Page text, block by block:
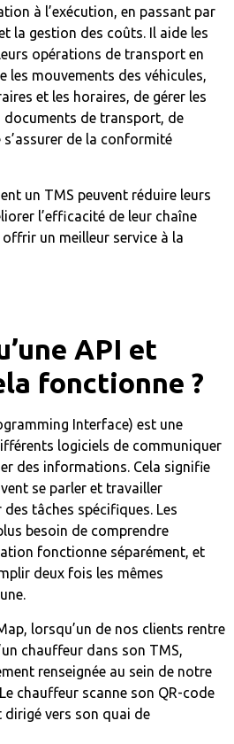
à l’exécution, en passant par
la gestion des coûts. Il aide les
opérations de transport en
les mouvements des véhicules,
et les horaires, de gérer les
de transport, de
de la conformité
un TMS peuvent réduire leurs
l’efficacité de leur chaîne
un meilleur service à la
API et
fonctionne ?
Interface) est une
logiciels de communiquer
des informations. Cela signifie
se parler et travailler
tâches spécifiques. Les
besoin de comprendre
fonctionne séparément, et
deux fois les mêmes
lorsqu’un de nos clients rentre
chauffeur dans son TMS,
renseignée au sein de notre
chauffeur scanne son QR-code
vers son quai de